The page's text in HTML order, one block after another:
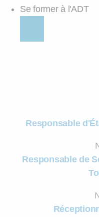
Se former à l'ADT
Responsable
Responsable de